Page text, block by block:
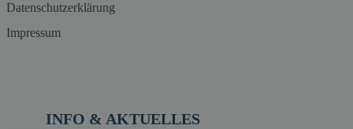
Datenschutzerklärung
Impressum
INFO & AKTUELLES